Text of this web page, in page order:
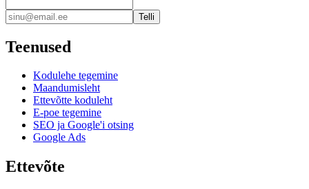
Telli
Teenused
Kodulehe tegemine
Maandumisleht
Ettevõtte koduleht
E-poe tegemine
SEO ja Google'i otsing
Google Ads
Ettevõte